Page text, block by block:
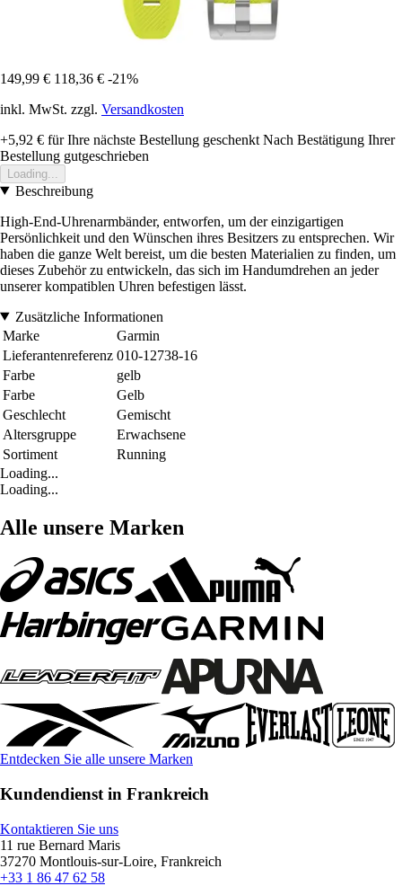
149,99 € 118,36 € -21%
inkl. MwSt. zzgl. Versandkosten
+5,92 € für Ihre nächste Bestellung geschenkt Nach Bestätigung Ihrer
Bestellung gutgeschrieben
Loading...
Beschreibung
High-End-Uhrenarmbänder, entworfen, um der einzigartigen
Persönlichkeit und den Wünschen ihres Besitzers zu entsprechen. Wir
haben die ganze Welt bereist, um die besten Materialien zu finden, um
dieses Zubehör zu entwickeln, das sich im Handumdrehen an jeder
unserer kompatiblen Uhren befestigen lässt.
Zusätzliche Informationen
Marke
Garmin
Lieferantenreferenz 010-12738-16
Farbe
gelb
Farbe
Gelb
Geschlecht
Gemischt
Altersgruppe
Erwachsene
Sortiment
Running
Loading...
Loading...
Alle unsere Marken
Entdecken Sie alle unsere Marken
Kundendienst in Frankreich
Kontaktieren Sie uns
11 rue Bernard Maris
37270 Montlouis-sur-Loire, Frankreich
+33 1 86 47 62 58